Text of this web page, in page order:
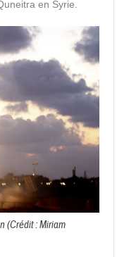
en Syrie.
(Crédit : Miriam